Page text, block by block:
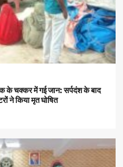
में गई जान: सर्पदंश के बाद
ने किया मृत घोषित